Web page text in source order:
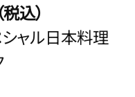
込）
ャル日本料理